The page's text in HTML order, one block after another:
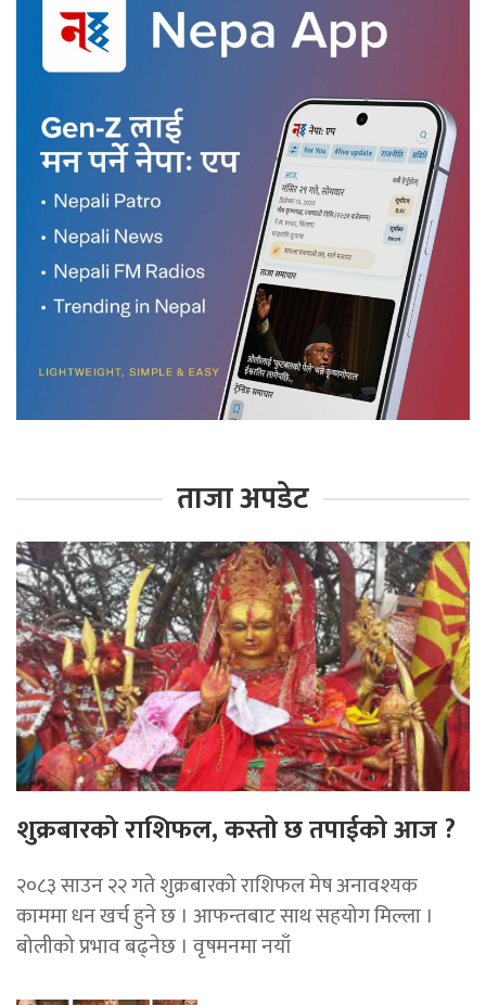
ताजा अपडेट
शुक्रबारको राशिफल, कस्तो छ तपाईको आज ?
२०८३ साउन २२ गते शुक्रबारको राशिफल मेष अनावश्यक
काममा धन खर्च हुने छ । आफन्तबाट साथ सहयोग मिल्ला ।
बोलीको प्रभाव बढ्नेछ । वृषमनमा नयाँ